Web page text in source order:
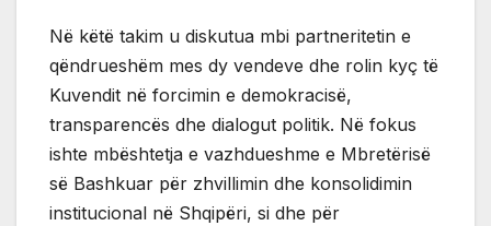
Në këtë takim u diskutua mbi partneritetin e
qëndrueshëm mes dy vendeve dhe rolin kyç të
Kuvendit në forcimin e demokracisë,
transparencës dhe dialogut politik. Në fokus
ishte mbështetja e vazhdueshme e Mbretërisë
së Bashkuar për zhvillimin dhe konsolidimin
institucional në Shqipëri, si dhe për